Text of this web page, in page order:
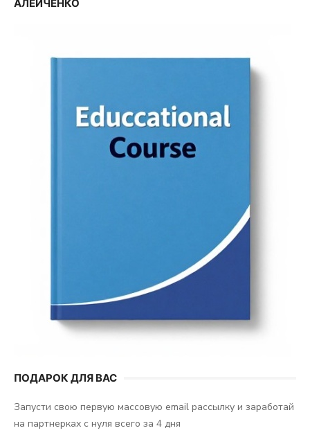
АЛЕЙЧЕНКО
ПОДАРОК ДЛЯ ВАС
Запусти свою первую массовую email рассылку и заработай
на партнерках с нуля всего за 4 дня